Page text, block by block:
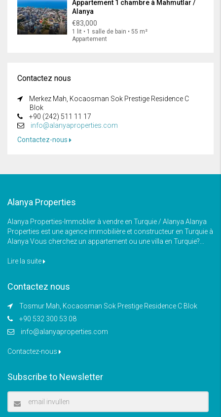
Appartement 1 chambre à Mahmutlar /
Alanya
€83,000
1 lit • 1 salle de bain • 55 m²
Appartement
Contactez nous
Merkez Mah, Kocaosman Sok Prestige Residence C
Blok
+90 (242) 511 11 17
info@alanyaproperties.com
Contactez-nous
Alanya Properties
Alanya Properties-Immoblier à vendre en Turquie / Alanya Alanya
Properties est une agence immobilière et constructeur en Turquie à
Alanya Vous cherchez un appartement ou une villa en Turquie?...
Lire la suite
Contactez nous
Tosmur Mah, Kocaosman Sok Prestige Residence C Blok
+90 532 300 53 08
info@alanyaproperties.com
Contactez-nous
Subscribe to Newsletter